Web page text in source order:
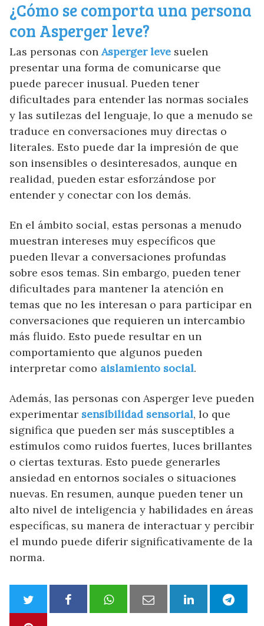
¿Cómo se comporta una persona
con Asperger leve?
Las personas con Asperger leve suelen
presentar una forma de comunicarse que
puede parecer inusual. Pueden tener
dificultades para entender las normas sociales
y las sutilezas del lenguaje, lo que a menudo se
traduce en conversaciones muy directas o
literales. Esto puede dar la impresión de que
son insensibles o desinteresados, aunque en
realidad, pueden estar esforzándose por
entender y conectar con los demás.
En el ámbito social, estas personas a menudo
muestran intereses muy específicos que
pueden llevar a conversaciones profundas
sobre esos temas. Sin embargo, pueden tener
dificultades para mantener la atención en
temas que no les interesan o para participar en
conversaciones que requieren un intercambio
más fluido. Esto puede resultar en un
comportamiento que algunos pueden
interpretar como aislamiento social.
Además, las personas con Asperger leve pueden
experimentar sensibilidad sensorial, lo que
significa que pueden ser más susceptibles a
estímulos como ruidos fuertes, luces brillantes
o ciertas texturas. Esto puede generarles
ansiedad en entornos sociales o situaciones
nuevas. En resumen, aunque pueden tener un
alto nivel de inteligencia y habilidades en áreas
específicas, su manera de interactuar y percibir
el mundo puede diferir significativamente de la
norma.